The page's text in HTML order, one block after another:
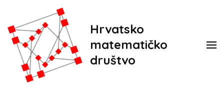
Hrvatsko
matematičko
društvo